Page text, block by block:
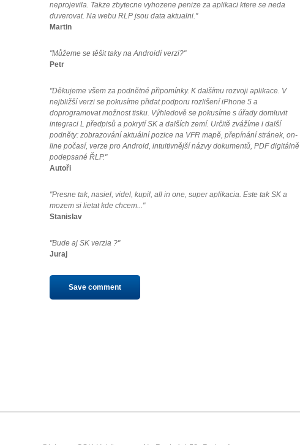
neprojevila. Takze zbytecne vyhozene penize za aplikaci ktere se neda
duverovat. Na webu RLP jsou data aktualni."
Martin
"Můžeme se těšit taky na Androidí verzi?"
Petr
"Děkujeme všem za podnětné připomínky. K dalšímu rozvoji aplikace. V
nejbližší verzi se pokusíme přidat podporu rozlišení iPhone 5 a
doprogramovat možnost tisku. Výhledově se pokusíme s úřady domluvit
integraci L předpisů a pokrytí SK a dalších zemí. Určitě zvážíme i další
podněty: zobrazování aktuální pozice na VFR mapě, přepínání stránek, on-
line počasí, verze pro Android, intuitivnější názvy dokumentů, PDF digitálně
podepsané ŘLP."
Autoři
"Presne tak, nasiel, videl, kupil, all in one, super aplikacia. Este tak SK a
mozem si lietat kde chcem..."
Stanislav
"Bude aj SK verzia ?"
Juraj
Save comment